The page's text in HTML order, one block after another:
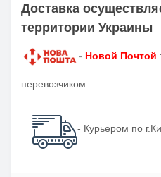
Доставка
территории Украины
- Новой Почтой
перевозчиком
- Курьером по